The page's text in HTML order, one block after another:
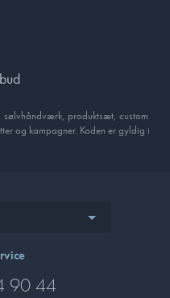
sølvhåndværk, produktsæt, custom
og kampagner. Koden er gyldig i
90 44